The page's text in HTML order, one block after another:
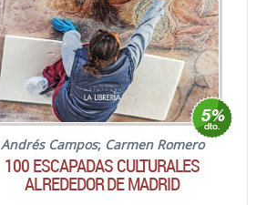
Andrés Campos; Carmen Romero
100 ESCAPADAS CULTURALES
ALREDEDOR DE MADRID